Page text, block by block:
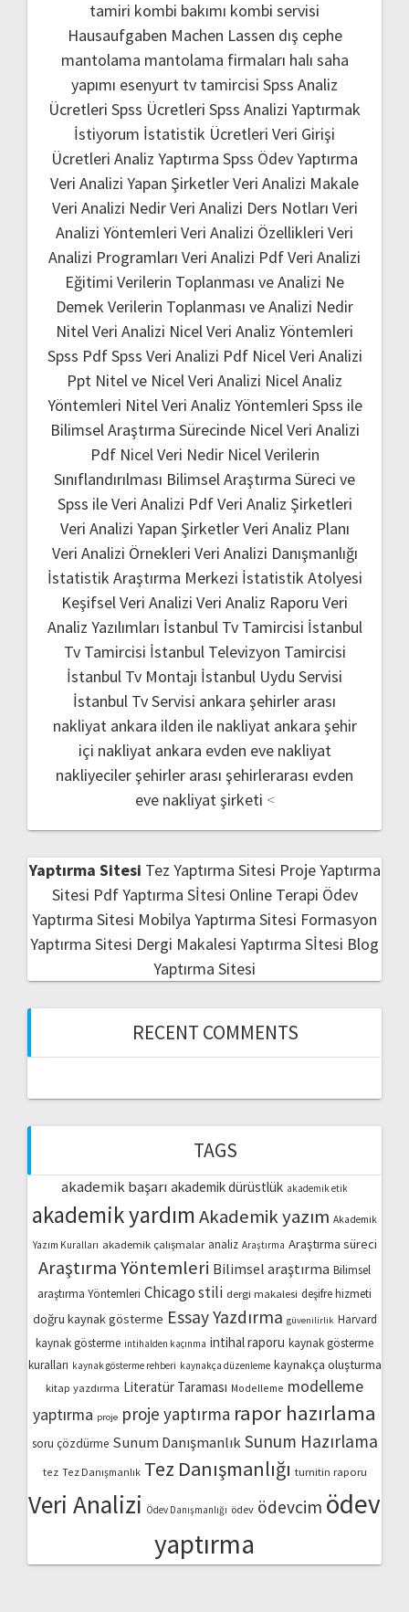
tamiri kombi bakımı kombi servisi
Hausaufgaben Machen Lassen dış cephe
mantolama mantolama firmaları halı saha
yapımı esenyurt tv tamircisi Spss Analiz
Ücretleri Spss Ücretleri Spss Analizi Yaptırmak
İstiyorum İstatistik Ücretleri Veri Girişi
Ücretleri Analiz Yaptırma Spss Ödev Yaptırma
Veri Analizi Yapan ŞirketlerVeri Analizi Makale
Veri Analizi NedirVeri Analizi Ders Notları Veri
Analizi Yöntemleri Veri Analizi Özellikleri Veri
Analizi Programları Veri Analizi PdfVeri Analizi
Eğitimi Verilerin Toplanması ve Analizi Ne
Demek Verilerin Toplanması ve Analizi Nedir
Nitel Veri Analizi Nicel Veri Analiz Yöntemleri
Spss PdfSpss Veri Analizi Pdf Nicel Veri Analizi
Ppt Nitel ve Nicel Veri Analizi Nicel Analiz
Yöntemleri Nitel Veri Analiz Yöntemleri Spss ile
Bilimsel Araştırma Sürecinde Nicel Veri Analizi
Pdf Nicel Veri Nedir Nicel Verilerin
Sınıflandırılması Bilimsel Araştırma Süreci ve
Spss ile Veri Analizi PdfVeri Analiz Şirketleri
Veri Analizi Yapan ŞirketlerVeri Analiz Planı
Veri Analizi Örnekleri Veri Analizi Danışmanlığı
İstatistik Araştırma Merkezi İstatistik Atolyesi
Keşifsel Veri Analizi Veri Analiz Raporu Veri
Analiz Yazılımları İstanbul Tv Tamircisi İstanbul
Tv Tamircisi İstanbul Televizyon Tamircisi
İstanbul Tv Montajı İstanbul Uydu Servisi
İstanbul Tv Servisi ankara şehirler arası
nakliyat ankara ilden ile nakliyat ankara şehir
içi nakliyat ankara evden eve nakliyat
nakliyeciler şehirler arası şehirlerarası evden
eve nakliyat şirketi <
Yaptırma Sitesi Tez Yaptırma Sitesi Proje Yaptırma
Sitesi Pdf Yaptırma Sİtesi Online Terapi Ödev
Yaptırma Sitesi Mobilya Yaptırma Sitesi Formasyon
Yaptırma Sitesi Dergi Makalesi Yaptırma Sİtesi Blog
Yaptırma Sitesi
RECENT COMMENTS
TAGS
akademik başarı akademik dürüstlük akademik etik
akademik yardımAkademik yazım Akademik
Yazım Kuralları akademik çalışmalar analiz Araştırma Araştırma süreci
Araştırma Yöntemleri Bilimsel araştırma Bilimsel
araştırma Yöntemleri Chicago stili dergi makalesi deşifre hizmeti
doğru kaynak gösterme Essay Yazdırma güvenilirlik Harvard
kaynak gösterme intihalden kaçınma intihal raporu kaynak gösterme
kuralları kaynak gösterme rehberi kaynakça düzenleme kaynakça oluşturma
kitap yazdırma Literatür Taraması Modelleme modelleme
yaptırma proje proje yaptırma rapor hazırlama
soru çözdürme Sunum Danışmanlık Sunum Hazırlama
tez Tez Danışmanlık Tez Danışmanlığı turnitin raporu
Veri Analizi Ödev Danışmanlığı ödev ödevcim ödev
yaptırma